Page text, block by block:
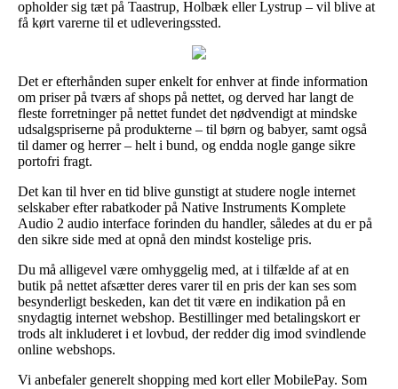
opholder sig tæt på Taastrup, Holbæk eller Lystrup – vil blive at
få kørt varerne til et udleveringssted.
Det er efterhånden super enkelt for enhver at finde information
om priser på tværs af shops på nettet, og derved har langt de
fleste forretninger på nettet fundet det nødvendigt at mindske
udsalgspriserne på produkterne – til børn og babyer, samt også
til damer og herrer – helt i bund, og endda nogle gange sikre
portofri fragt.
Det kan til hver en tid blive gunstigt at studere nogle internet
selskaber efter rabatkoder på Native Instruments Komplete
Audio 2 audio interface forinden du handler, således at du er på
den sikre side med at opnå den mindst kostelige pris.
Du må alligevel være omhyggelig med, at i tilfælde af at en
butik på nettet afsætter deres varer til en pris der kan ses som
besynderligt beskeden, kan det tit være en indikation på en
snydagtig internet webshop. Bestillinger med betalingskort er
trods alt inkluderet i et lovbud, der redder dig imod svindlende
online webshops.
Vi anbefaler generelt shopping med kort eller MobilePay. Som